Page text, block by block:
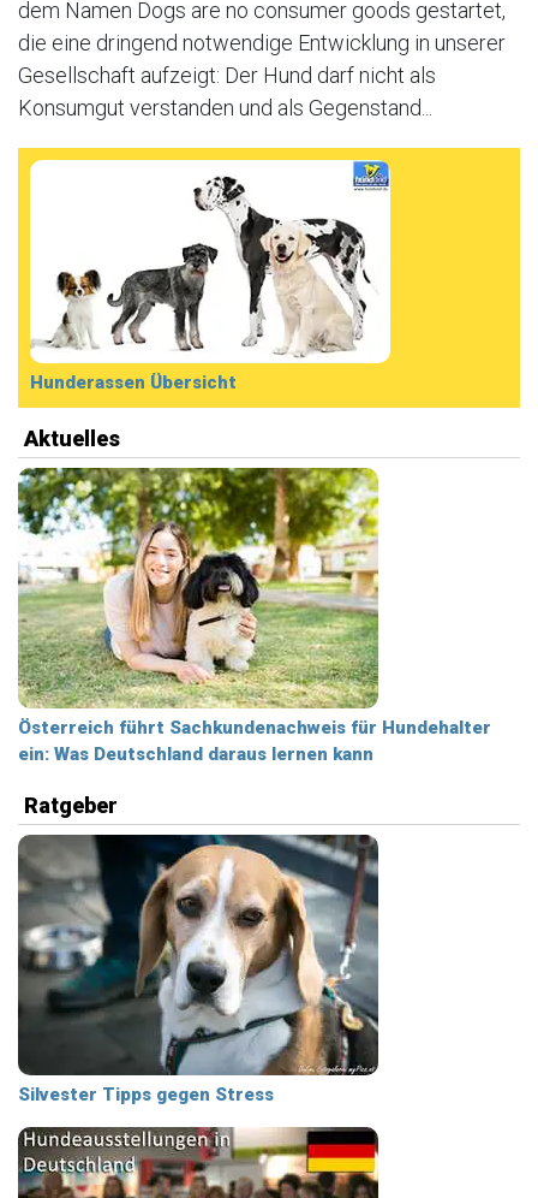
dem Namen Dogs are no consumer goods gestartet,
die eine dringend notwendige Entwicklung in unserer
Gesellschaft aufzeigt: Der Hund darf nicht als
Konsumgut verstanden und als Gegenstand...
Hunderassen Übersicht
Aktuelles
Österreich führt Sachkundenachweis für Hundehalter
ein: Was Deutschland daraus lernen kann
Ratgeber
Silvester Tipps gegen Stress